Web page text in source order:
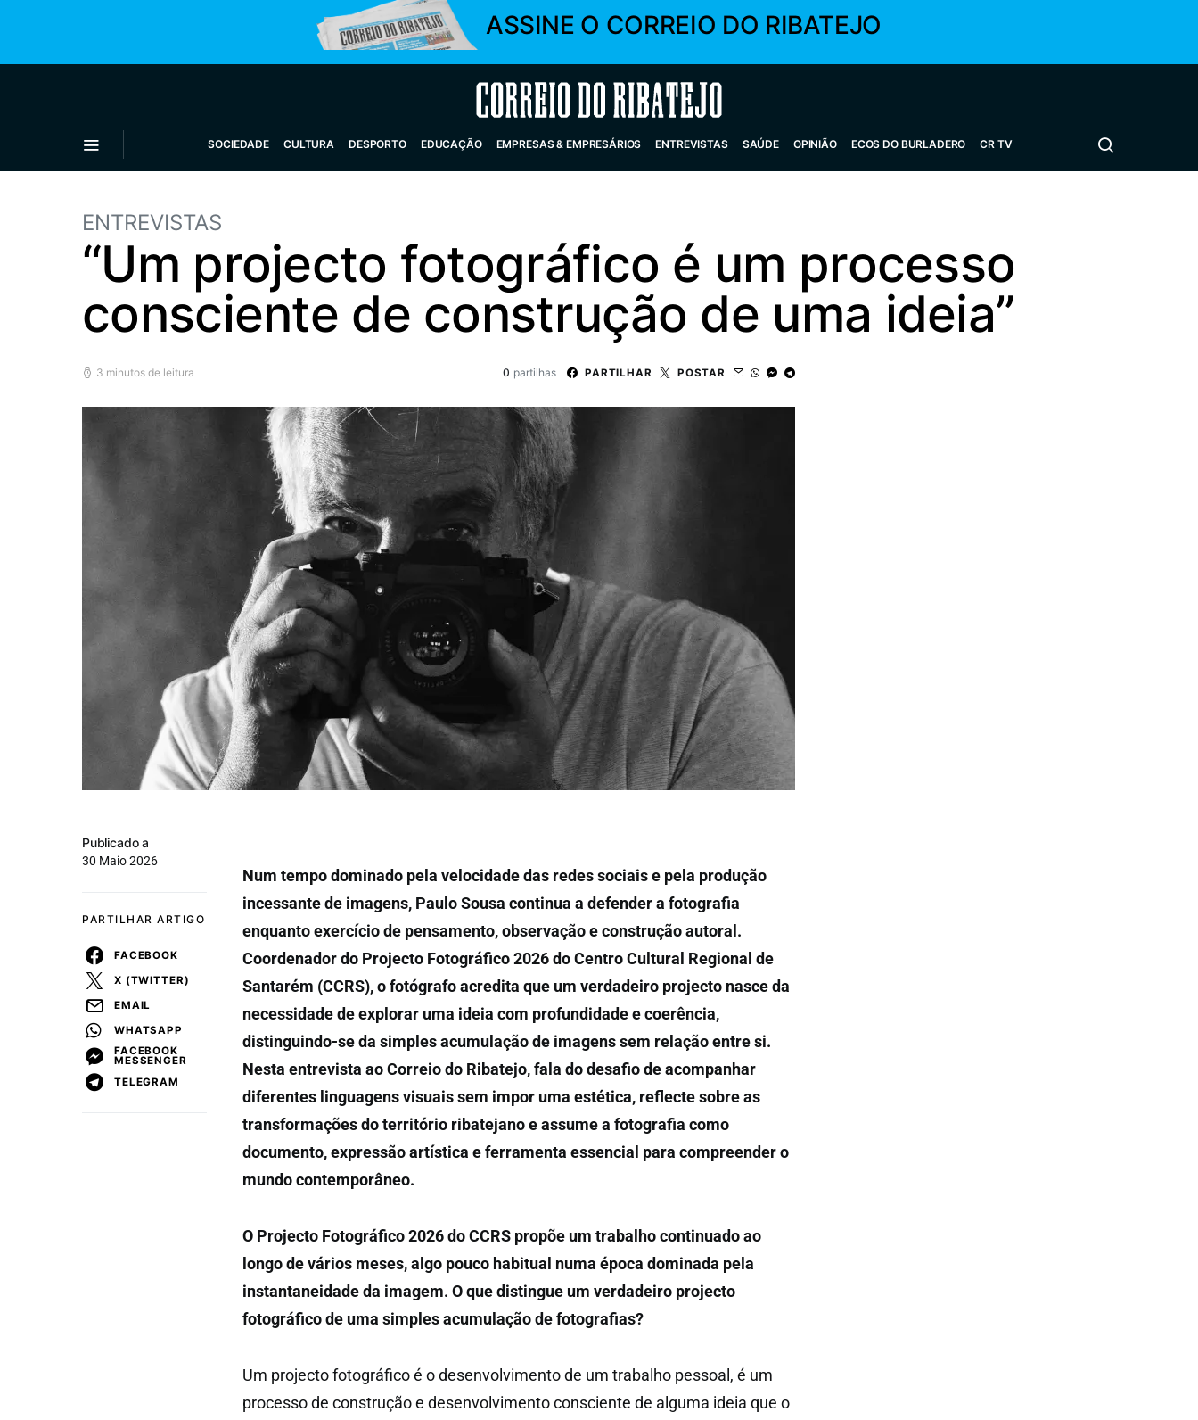
ASSINE O CORREIO DO RIBATEJO
Correio do Ribatejo
SOCIEDADE CULTURA DESPORTO EDUCAÇÃO EMPRESAS & EMPRESÁRIOS ENTREVISTAS SAÚDE OPINIÃO ECOS DO BURLADERO CR TV
ENTREVISTAS
“Um projecto fotográfico é um processo
consciente de construção de uma ideia”
3 minutos de leitura 0 partilhas PARTILHAR POSTAR
Publicado a
30 Maio 2026
PARTILHAR ARTIGO
FACEBOOK
X (TWITTER)
EMAIL
WHATSAPP
FACEBOOK
MESSENGER
TELEGRAM
Num tempo dominado pela velocidade das redes sociais e pela produção
incessante de imagens, Paulo Sousa continua a defender a fotografia
enquanto exercício de pensamento, observação e construção autoral.
Coordenador do Projecto Fotográfico 2026 do Centro Cultural Regional de
Santarém (CCRS), o fotógrafo acredita que um verdadeiro projecto nasce da
necessidade de explorar uma ideia com profundidade e coerência,
distinguindo-se da simples acumulação de imagens sem relação entre si.
Nesta entrevista ao Correio do Ribatejo, fala do desafio de acompanhar
diferentes linguagens visuais sem impor uma estética, reflecte sobre as
transformações do território ribatejano e assume a fotografia como
documento, expressão artística e ferramenta essencial para compreender o
mundo contemporâneo.
O Projecto Fotográfico 2026 do CCRS propõe um trabalho continuado ao
longo de vários meses, algo pouco habitual numa época dominada pela
instantaneidade da imagem. O que distingue um verdadeiro projecto
fotográfico de uma simples acumulação de fotografias?
Um projecto fotográfico é o desenvolvimento de um trabalho pessoal, é um
processo de construção e desenvolvimento consciente de alguma ideia que o